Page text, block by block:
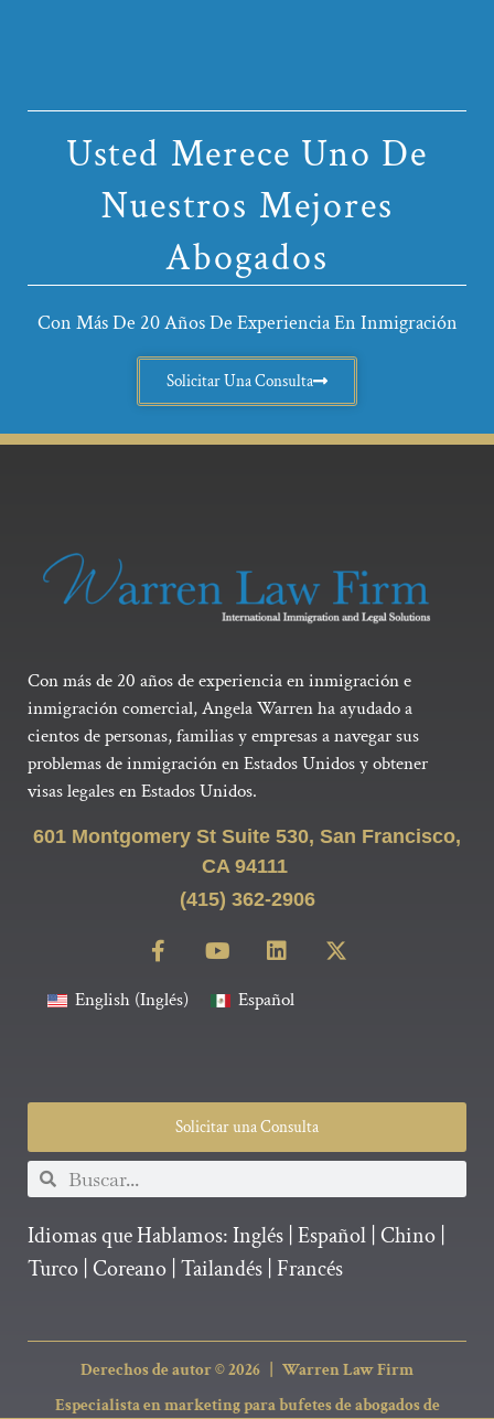
Usted Merece Uno De
Nuestros Mejores
Abogados
Con Más De 20 Años De Experiencia En Inmigración
Solicitar Una Consulta
Con más de 20 años de experiencia en inmigración e
inmigración comercial, Angela Warren ha ayudado a
cientos de personas, familias y empresas a navegar sus
problemas de inmigración en Estados Unidos y obtener
visas legales en Estados Unidos.
601 Montgomery St Suite 530, San Francisco,
CA 94111
(415) 362-2906
English(Inglés) Español
Solicitar una Consulta
Idiomas que Hablamos:Inglés Español Chino
Turco Coreano Tailandés Francés
Derechos de autor © 2026 | Warren Law Firm
Especialista en marketing para bufetes de abogados de